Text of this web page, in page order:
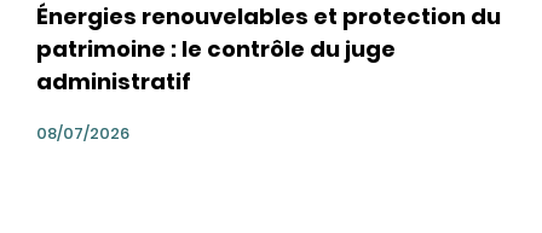
Énergies renouvelables et protection du
patrimoine : le contrôle du juge
administratif
08/07/2026